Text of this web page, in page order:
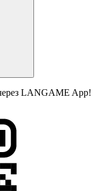
LANGAME App!